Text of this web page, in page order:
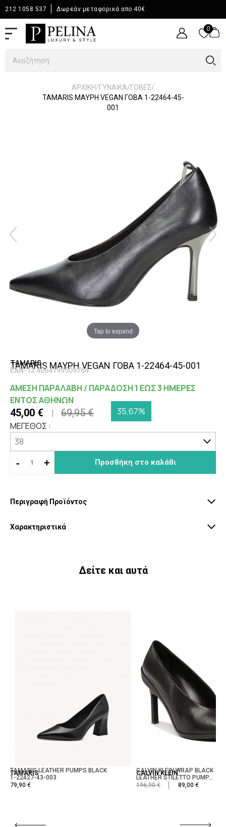
212 1058 537 Δωρεάν μεταφορικά απο 40€
0
0
ΑΡΧΙΚΉ/ΓΥΝΑΙΚΑ/ΓΟΒΕΣ/
TAMARIS ΜΑΥΡΗ VEGAN ΓΟΒΑ 1-22464-45-
001
Tap to expand
TAMARIS
TAMARIS ΜΑΥΡΗ VEGAN ΓΟΒΑ 1-22464-45-001
EAN-13 4064199509764
ΑΜΕΣΗ ΠΑΡΑΛΑΒΗ / ΠΑΡΑΔΟΣΗ 1 ΕΩΣ 3 ΗΜΕΡΕΣ
ΕΝΤΟΣ ΑΘΗΝΩΝ
45,00 € 69,95 €
35,67%
ΜΕΓΕΘΟΣ :
- + Προσθήκη στο καλάθι
Περιγραφή Προϊόντος
Χαρακτηριστικά
Δείτε και αυτά
TAMARIS
TAMARIS LEATHER PUMPS BLACK
1-22427-43-003
79,90 €
CALVIN KLEIN
CALVIN KLEIN WRAP BLACK
LEATHER STILETTO PUMP...
196,90 €
89,00 €